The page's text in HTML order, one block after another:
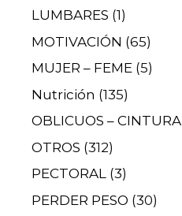
LUMBARES (1)
MOTIVACIÓN (65)
MUJER – FEME (5)
Nutrición (135)
OBLICUOS – CINTURA
OTROS (312)
PECTORAL (3)
PERDER PESO (30)